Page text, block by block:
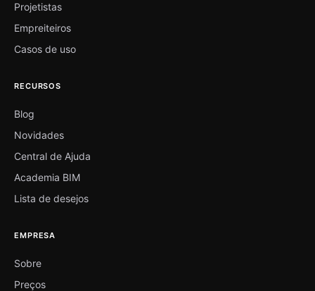
Projetistas
Empreiteiros
Casos de uso
RECURSOS
Blog
Novidades
Central de Ajuda
Academia BIM
Lista de desejos
EMPRESA
Sobre
Preços